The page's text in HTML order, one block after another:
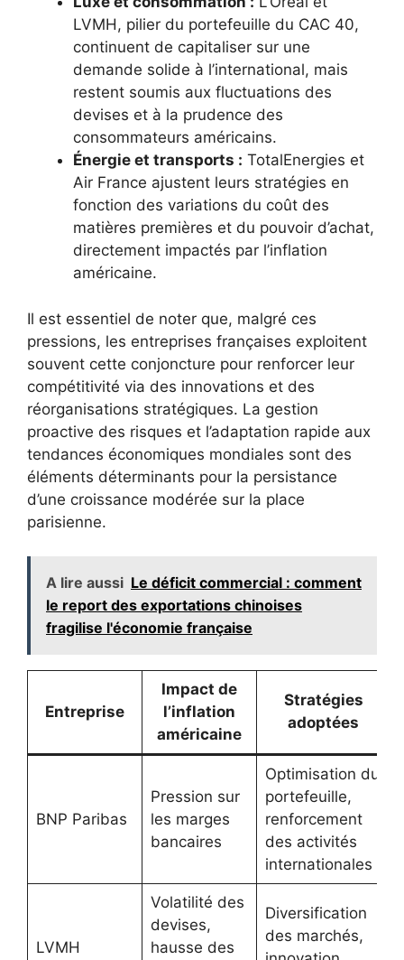
LVMH, pilier du portefeuille du CAC 40,
continuent de capitaliser sur une
demande solide à l’international, mais
restent soumis aux fluctuations des
devises et à la prudence des
consommateurs américains.
Énergie et transports : TotalEnergies et
Air France ajustent leurs stratégies en
fonction des variations du coût des
matières premières et du pouvoir d’achat,
directement impactés par l’inflation
américaine.
Il est essentiel de noter que, malgré ces
pressions, les entreprises françaises exploitent
souvent cette conjoncture pour renforcer leur
compétitivité via des innovations et des
réorganisations stratégiques. La gestion
proactive des risques et l’adaptation rapide aux
tendances économiques mondiales sont des
éléments déterminants pour la persistance
d’une croissance modérée sur la place
parisienne.
A lire aussi Le déficit commercial : comment
le report des exportations chinoises
fragilise l'économie française
Entreprise
Impact de
l’inflation
américaine
Stratégies
adoptées
BNP Paribas
Pression sur
les marges
bancaires
Optimisation du
portefeuille,
renforcement
des activités
internationales
LVMH
Volatilité des
devises,
hausse des
Diversification
des marchés,